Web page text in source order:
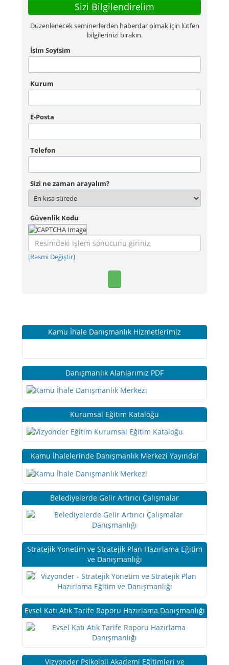
Sizi Bilgilendirelim
Düzenlenecek seminerlerden haberdar olmak için lütfen
bilgilerinizi bırakın.
İsim Soyisim
Kurum
E-Posta
Telefon
Sizi ne zaman arayalım?
Güvenlik Kodu
[Resmi Değiştir]
Kamu İhale Danışmanlık Hizmetlerimiz
Danışmanlık Alanlarımız PDF
Kurumsal Eğitim Kataloğu
Kamu İhalelerinde Danışmanlık Merkezi Yayında!
Belediyelerde Gelir Artırıcı Çalışmalar
Stratejik Yönetim ve Stratejik Plan Hazırlama Eğitim
ve Danışmanlığı
Evsel Katı Atık Tarife Raporu Hazırlama Danışmanlığı
Vizyonder Psikoloji Akademi Eğitimleri ve